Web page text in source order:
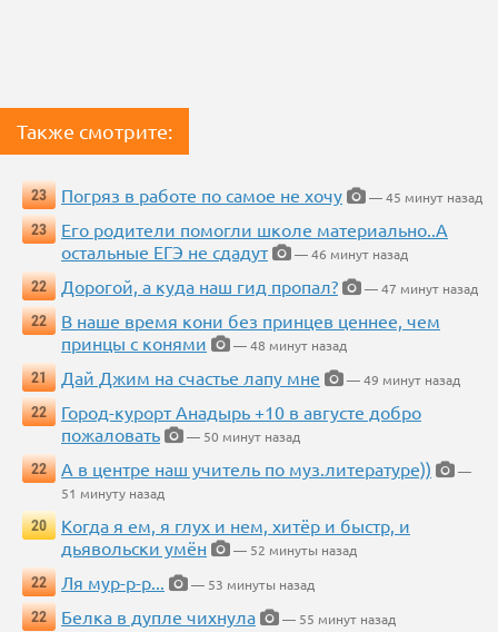
Также смотрите:
23 Погряз в работе по самое не хочу
— 45 минут назад
23
Его родители помогли школе материально..А
остальные ЕГЭ не сдадут
— 46 минут назад
22
Дорогой, а куда наш гид пропал?
— 47 минут назад
22
В наше время кони без принцев ценнее, чем
принцы с конями
— 48 минут назад
21
Дай Джим на счастье лапу мне
— 49 минут назад
22
Город-курорт Анадырь +10 в августе добро
пожаловать
— 50 минут назад
22
А в центре наш учитель по муз.литературе))
—
51 минуту назад
20
Когда я ем, я глух и нем, хитёр и быстр, и
дьявольски умён
— 52 минуты назад
22
Ля мур-р-р...
— 53 минуты назад
22
Белка в дупле чихнула — 55 минут назад